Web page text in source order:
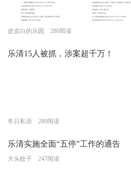
皮皮白的乐园 280阅读
乐清15人被抓，涉案超千万！
冬日私语 280阅读
乐清实施全面“五停”工作的通告
大头蚊子 247阅读